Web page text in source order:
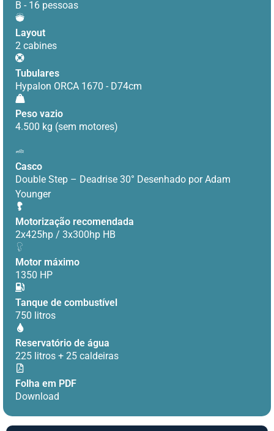
B - 16 pessoas
Layout
2 cabines
Tubulares
Hypalon ORCA 1670 - D74cm
Peso vazio
4.500 kg (sem motores)
Casco
Double Step – Deadrise 30° Desenhado por Adam
Younger
Motorização recomendada
2x425hp / 3x300hp HB
Motor máximo
1350 HP
Tanque de combustível
750 litros
Reservatório de água
225 litros + 25 caldeiras
Folha em PDF
Download